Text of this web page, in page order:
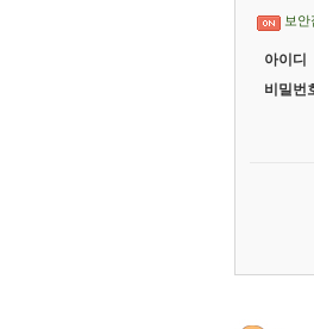
보안
아이디
비밀번